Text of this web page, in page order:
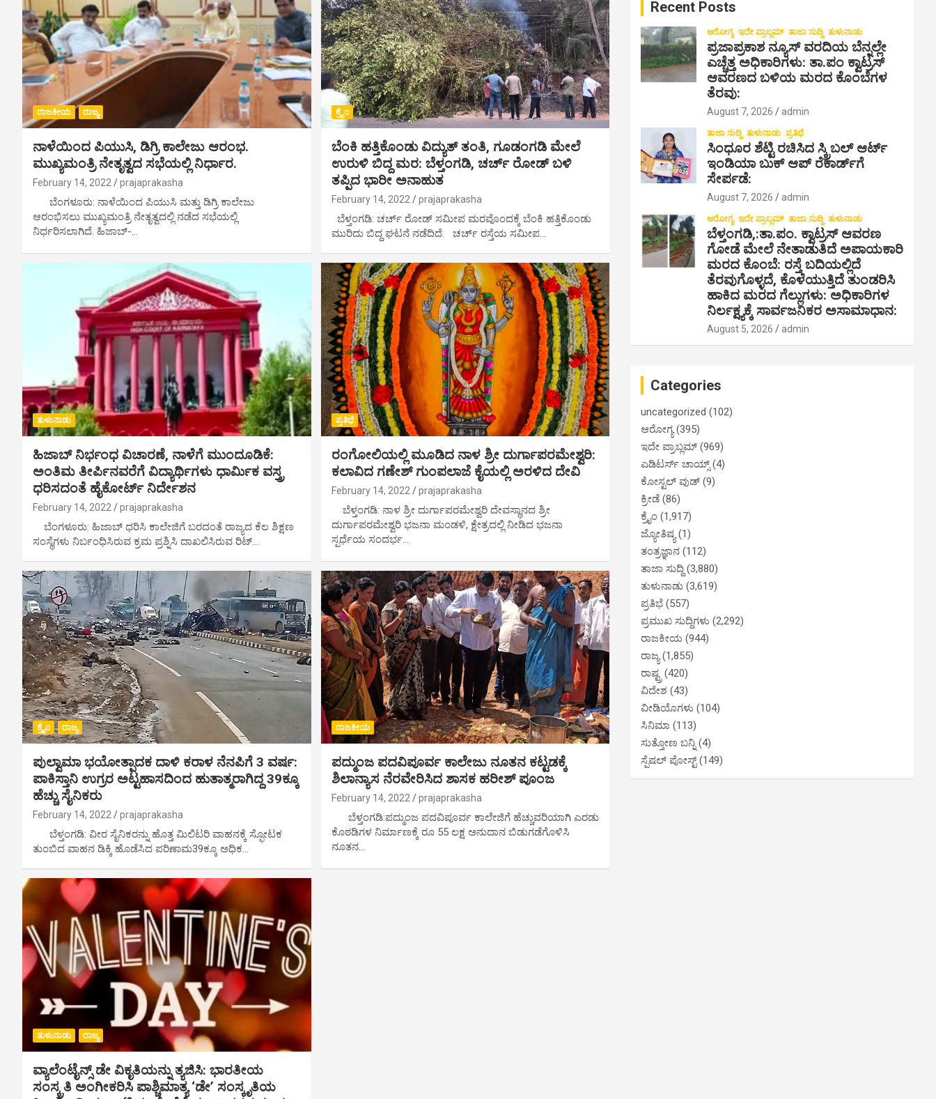
ರಾಜಕೀಯ ರಾಜ್ಯ
ನಾಳೆಯಿಂದ ಪಿಯುಸಿ, ಡಿಗ್ರಿ ಕಾಲೇಜು ಆರಂಭ.
ಮುಖ್ಯಮಂತ್ರಿ ನೇತೃತ್ವದ ಸಭೆಯಲ್ಲಿ ನಿರ್ಧಾರ.
February 14, 2022 prajaprakasha
ಬೆಂಗಳೂರು: ನಾಳೆಯಿಂದ ಪಿಯುಸಿ ಮತ್ತು ಡಿಗ್ರಿ ಕಾಲೇಜು
ಆರಂಭಿಸಲು ಮುಖ್ಯಮಂತ್ರಿ ನೇತೃತ್ವದಲ್ಲಿ ನಡೆದ ಸಭೆಯಲ್ಲಿ
ನಿರ್ಧರಿಸಲಾಗಿದೆ. ಹಿಜಾಬ್-…
ಕ್ರೈಂ
ಬೆಂಕಿ ಹತ್ತಿಕೊಂಡು‌ ವಿದ್ಯುತ್ ತಂತಿ, ಗೂಡಂಗಡಿ‌ ಮೇಲೆ
ಉರುಳಿ ಬಿದ್ದ ಮರ: ಬೆಳ್ತಂಗಡಿ, ಚರ್ಚ್ ರೋಡ್ ಬಳಿ
ತಪ್ಪಿದ ಭಾರೀ ಅನಾಹುತ
February 14, 2022 prajaprakasha
ಬೆಳ್ತಂಗಡಿ: ಚರ್ಚ್ ರೋಡ್ ಸಮೀಪ ಮರವೊಂದಕ್ಕೆ ಬೆಂಕಿ ಹತ್ತಿಕೊಂಡು
ಮುರಿದು ಬಿದ್ದ ಘಟನೆ ನಡೆದಿದೆ. ಚರ್ಚ್ ರಸ್ತೆಯ ಸಮೀಪ…
ತುಳುನಾಡು
ಹಿಜಾಬ್ ನಿರ್ಭಂಧ ವಿಚಾರಣೆ, ನಾಳೆಗೆ ಮುಂದೂಡಿಕೆ:
ಅಂತಿಮ ತೀರ್ಪಿನವರೆಗೆ ವಿದ್ಯಾರ್ಥಿಗಳು ಧಾರ್ಮಿಕ ವಸ್ತ್ರ
ಧರಿಸದಂತೆ ಹೈಕೋರ್ಟ್ ನಿರ್ದೇಶನ
February 14, 2022 prajaprakasha
ಬೆಂಗಳೂರು: ಹಿಜಾಬ್ ಧರಿಸಿ ಕಾಲೇಜಿಗೆ ಬರದಂತೆ ರಾಜ್ಯದ ಕೆಲ ಶಿಕ್ಷಣ
ಸಂಸ್ಥೆಗಳು ನಿರ್ಬಂಧಿಸಿರುವ ಕ್ರಮ ಪ್ರಶ್ನಿಸಿ ದಾಖಲಿಸಿರುವ ರಿಟ್…
ಪ್ರತಿಭೆ
ರಂಗೋಲಿಯಲ್ಲಿ‌‌ ಮೂಡಿದ‌ ನಾಳ ಶ್ರೀ ದುರ್ಗಾಪರಮೇಶ್ವರಿ:
ಕಲಾವಿದ ಗಣೇಶ್ ಗುಂಪಲಾಜೆ ಕೈಯಲ್ಲಿ ‌ಅರಳಿದ ದೇವಿ
February 14, 2022 prajaprakasha
ಬೆಳ್ತಂಗಡಿ: ನಾಳ ಶ್ರೀ ದುರ್ಗಾಪರಮೇಶ್ವರಿ ದೇವಸ್ಥಾನದ ಶ್ರೀ
ದುರ್ಗಾಪರಮೇಶ್ವರಿ ಭಜನಾ ಮಂಡಳಿ, ಕ್ಷೇತ್ರದಲ್ಲಿ ನೀಡಿದ ಭಜನಾ
ಸ್ಪರ್ಧೆಯ ಸಂದರ್ಭ…
ಕ್ರೈಂ ರಾಜ್ಯ
ಪುಲ್ವಾಮಾ ಭಯೋತ್ಪಾದಕ ದಾಳಿ ಕರಾಳ ನೆನಪಿಗೆ 3 ವರ್ಷ‌:
ಪಾಕಿಸ್ತಾನಿ ಉಗ್ರರ ಅಟ್ಟಹಾಸದಿಂದ ಹುತಾತ್ಮರಾಗಿದ್ದ 39ಕ್ಕೂ
ಹೆಚ್ಚು ಸೈನಿಕರು
February 14, 2022 prajaprakasha
ಬೆಳ್ತಂಗಡಿ: ವೀರ ಸೈನಿಕರನ್ನು ಹೊತ್ತ ಮಿಲಿಟರಿ ವಾಹನಕ್ಕೆ ಸ್ಫೋಟಕ
ತುಂಬಿದ ವಾಹನ ಡಿಕ್ಕಿ ಹೊಡೆಸಿದ ಪರಿಣಾಮ39ಕ್ಕೂ ಅಧಿಕ…
ರಾಜಕೀಯ
ಪದ್ಮುಂಜ ಪದವಿಪೂರ್ವ ಕಾಲೇಜು ನೂತನ ಕಟ್ಟಡಕ್ಕೆ
ಶಿಲಾನ್ಯಾಸ ನೆರವೇರಿಸಿದ ಶಾಸಕ ಹರೀಶ್ ಪೂಂಜ
February 14, 2022 prajaprakasha
ಬೆಳ್ತಂಗಡಿ:ಪದ್ಮುಂಜ ಪದವಿಪೂರ್ವ ಕಾಲೇಜಿಗೆ ಹೆಚ್ಚುವರಿಯಾಗಿ ಎರಡು
ಕೊಠಡಿಗಳ ನಿರ್ಮಾಣಕ್ಕೆ ರೂ 55 ಲಕ್ಷ ಅನುದಾನ ಬಿಡುಗಡೆಗೊಳಿಸಿ
ನೂತನ…
ತುಳುನಾಡು ರಾಜ್ಯ
ವ್ಯಾಲೆಂಟೈನ್ಸ್ ಡೇ ವಿಕೃತಿಯನ್ನು ತ್ಯಜಿಸಿ: ಭಾರತೀಯ
ಸಂಸ್ಕ್ರತಿ ಅಂಗೀಕರಿಸಿ ಪಾಶ್ಚಿಮಾತ್ಯ ‘ಡೇ’ ಸಂಸ್ಕೃತಿಯ
Recent Posts
ಆರೋಗ್ಯ ಇದೇ ಪ್ರಾಬ್ಲಮ್ ತಾಜಾ ಸುದ್ದಿ ತುಳುನಾಡು
ಪ್ರಜಾಪ್ರಕಾಶ ನ್ಯೂಸ್ ವರದಿಯ ಬೆನ್ನಲ್ಲೇ
ಎಚ್ಚೆತ್ತ ಅಧಿಕಾರಿಗಳು: ತಾ.ಪಂ ಕ್ವಾಟ್ರಸ್
ಆವರಣದ ಬಳಿಯ ಮರದ ಕೊಂಬೆಗಳ
ತೆರವು:
August 7, 2026 admin
ತಾಜಾ ಸುದ್ದಿ ತುಳುನಾಡು ಪ್ರತಿಭೆ
ಸಿಂಧೂರ ಶೆಟ್ಟಿ ರಚಿಸಿದ ಸ್ಕ್ರಿಬಲ್ ಆರ್ಟ್
ಇಂಡಿಯಾ ಬುಕ್ ಆಪ್ ರೆಕಾರ್ಡ್‌ಗೆ
ಸೇರ್ಪಡೆ:
August 7, 2026 admin
ಆರೋಗ್ಯ ಇದೇ ಪ್ರಾಬ್ಲಮ್ ತಾಜಾ ಸುದ್ದಿ ತುಳುನಾಡು
ಬೆಳ್ತಂಗಡಿ,:ತಾ.ಪಂ‌. ಕ್ವಾಟ್ರಸ್ ಆವರಣ
ಗೋಡೆ ಮೇಲೆ ನೇತಾಡುತಿದೆ ಅಪಾಯಕಾರಿ
ಮರದ ಕೊಂಬೆ: ರಸ್ತೆ ಬದಿಯಲ್ಲಿದೆ
ತೆರವುಗೊಳ್ಳದೆ, ಕೊಳೆಯುತ್ತಿದೆ ತುಂಡರಿಸಿ
ಹಾಕಿದ ಮರದ ಗೆಲ್ಲುಗಳು: ಅಧಿಕಾರಿಗಳ
ನಿರ್ಲಕ್ಷ್ಯಕ್ಕೆ ಸಾರ್ವಜನಿಕರ ಅಸಾಮಾಧಾನ:
August 5, 2026 admin
Categories
uncategorized (102)
ಆರೋಗ್ಯ(395)
ಇದೇ ಪ್ರಾಬ್ಲಮ್ (969)
ಎಡಿಟರ್ಸ್ ಚಾಯ್ಸ್(4)
ಕೋಸ್ಟಲ್ ವುಡ್ (9)
ಕ್ರೀಡೆ (86)
ಕ್ರೈಂ (1,917)
ಜ್ಯೋತಿಷ್ಯ(1)
ತಂತ್ರಜ್ಞಾನ (112)
ತಾಜಾ ಸುದ್ದಿ (3,880)
ತುಳುನಾಡು (3,619)
ಪ್ರತಿಭೆ (557)
ಪ್ರಮುಖ ಸುದ್ದಿಗಳು (2,292)
ರಾಜಕೀಯ (944)
ರಾಜ್ಯ(1,855)
ರಾಷ್ಟ್ರ (420)
ವಿದೇಶ (43)
ವೀಡಿಯೊಗಳು (104)
ಸಿನಿಮಾ (113)
ಸುತ್ತೋಣ ಬನ್ನಿ(4)
ಸ್ಪೆಷಲ್ ಪೋಸ್ಟ್(149)